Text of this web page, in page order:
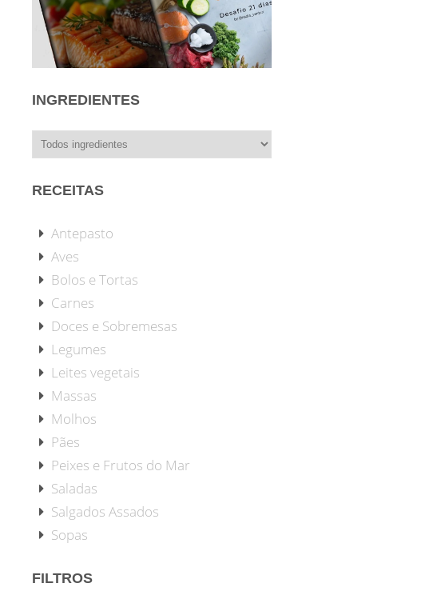
INGREDIENTES
RECEITAS
Antepasto
Aves
Bolos e Tortas
Carnes
Doces e Sobremesas
Legumes
Leites vegetais
Massas
Molhos
Pães
Peixes e Frutos do Mar
Saladas
Salgados Assados
Sopas
FILTROS